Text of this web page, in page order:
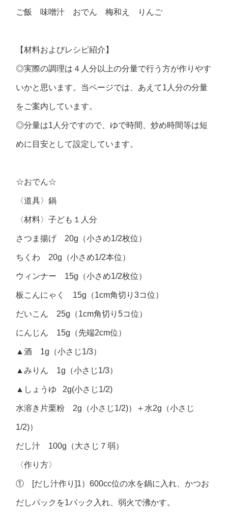
ご飯 味噌汁 おでん 梅和え りんご
【材料およびレシピ紹介】
◎実際の調理は４人分以上の分量で行う方が作りやす
いかと思います。当ページでは、あえて1人分の分量
をご案内しています。
◎分量は1人分ですので、ゆで時間、炒め時間等は短
めに目安として設定しています。
☆おでん☆
〈道具〉鍋
〈材料〉子ども１人分
さつま揚げ 20g（小さめ1/2枚位）
ちくわ 20g（小さめ1/2本位）
ウィンナー 15g（小さめ1/2枚位）
板こんにゃく 15g（1cm角切り3コ位）
だいこん 25g（1cm角切り5コ位）
にんじん 15g（先端2cm位）
▲酒 1g（小さじ1/3）
▲みりん 1g（小さじ1/3）
▲しょうゆ 2g(小さじ1/2)
水溶き片栗粉 2g（小さじ1/2)）＋水2g（小さじ
1/2)）
だし汁 100g（大さじ７弱）
〈作り方〉
① [だし汁作り]1）600cc位の水を鍋に入れ、かつお
だしパックを1パック入れ、弱火で沸かす。